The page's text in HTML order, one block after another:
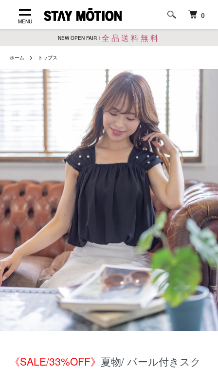
MENU
0
NEW OPEN FAIR！ 全品送料無料
ホーム トップス
《SALE/33%OFF》 夏物/ パール付きスク